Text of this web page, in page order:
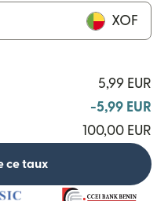
XOF
5,99 EUR
-5,99 EUR
100,00 EUR
ce taux